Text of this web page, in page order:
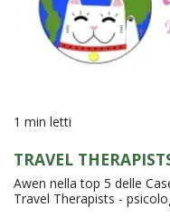
1 min letti
TRAVEL
Awen nella top 5 delle
Travel Therapists -